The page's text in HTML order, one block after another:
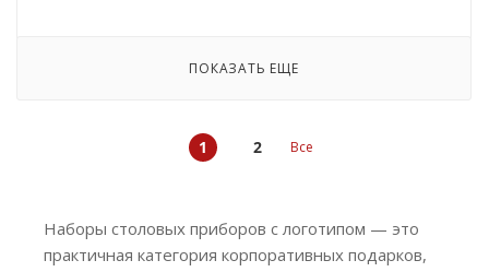
ПОКАЗАТЬ ЕЩЕ
1 2 Все
Наборы столовых приборов с логотипом — это
практичная категория корпоративных подарков,